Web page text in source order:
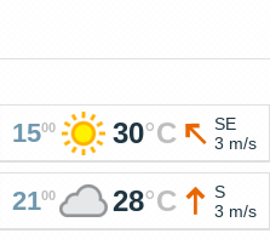
1500 30°C
SE
3 m/s
2100 28°C
S
3 m/s